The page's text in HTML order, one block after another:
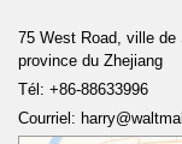
75 West Road, ville de
province du Zhejiang
Tél: +86-88633996
Courriel: